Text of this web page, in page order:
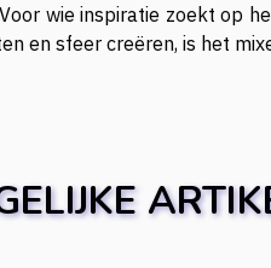
wie inspiratie zoekt op
en sfeer creëren, is het